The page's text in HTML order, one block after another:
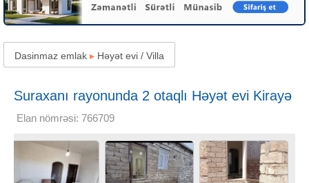
Dasinmaz emlak ▸ Həyət evi / Villa
Suraxanı rayonunda 2 otaqlı Həyət evi Kirayə
verilir, 70 m²
Elan nömrəsi: 766709